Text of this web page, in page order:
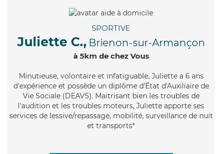
SPORTIVE
Juliette C., Brienon-sur-Armançon
à 5km de chez Vous
Minutieuse, volontaire et infatiguable, Juliette a 6 ans
d'expérience et possède un diplôme d'État d'Auxiliaire de
Vie Sociale (DEAVS). Maitrisant bien les troubles de
l'audition et les troubles moteurs, Juliette apporte ses
services de lessive/repassage, mobilité, surveillance de nuit
et transports*